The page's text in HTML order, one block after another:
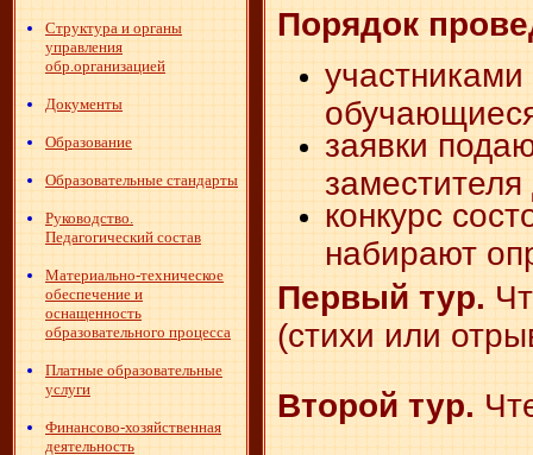
Структура и органы
управления
обр.организацией
Документы
Образование
Образовательные стандарты
Руководство.
Педагогический состав
Материально-техническое
обеспечение и
оснащенность
образовательного процесса
Платные образовательные
услуги
Финансово-хозяйственная
деятельность
Порядок
заявки
конкурс
набирают
Первый тур.
(стихи или
Второй тур.